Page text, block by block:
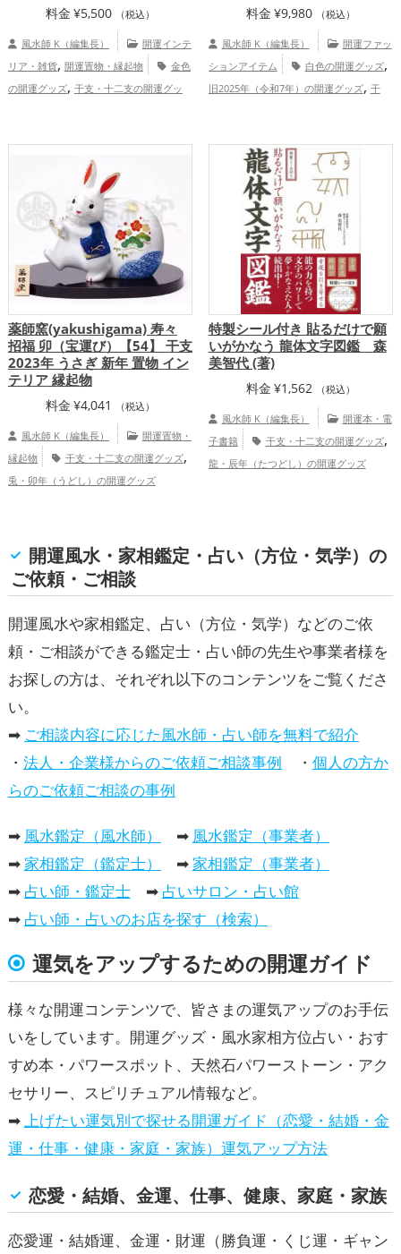
料金 ¥5,500 （税込）
風水師 K（編集長）
開運インテ
リア・雑貨, 開運置物・縁起物
金色
の開運グッズ, 干支・十二支の開運グッ
恋愛運アップ,
金運アップ 仕事運アップ ,健康運アッ
, 家庭運・家族運アップ,総合運・全体
料金 ¥9,980 （税込）
風水師 K（編集長）
開運ファッ
ションアイテム
白色の開運グッズ,
旧2025年（令和7年）の開運グッズ, 干
金運アップ,総合運・全体運アップ
薬師窯(yakushigama) 寿々
招福 卯（宝運び）【54】 干支
2023年 うさぎ 新年 置物 イン
テリア 縁起物
料金 ¥4,041 （税込）
風水師 K（編集長）
開運置物・
縁起物
干支・十二支の開運グッズ,
兎・卯年（うどし）の開運グッズ
特製シール付き 貼るだけで願
いがかなう 龍体文字図鑑 森
美智代 (著)
料金 ¥1,562 （税込）
風水師 K（編集長）
開運本・電
子書籍
干支・十二支の開運グッズ,
龍・辰年（たつどし）の開運グッズ
開運風水・家相鑑定・占い（方位・気学）の
ご依頼・ご相談
開運風水や家相鑑定、占い（方位・気学）などのご依
頼・ご相談ができる鑑定士・占い師の先生や事業者様を
お探しの方は、それぞれ以下のコンテンツをご覧くださ
い。
➡ ご相談内容に応じた風水師・占い師を無料で紹介
・ 法人・企業様からのご依頼ご相談事例 ・ 個人の方か
らのご依頼ご相談の事例
➡ 風水鑑定（風水師） ➡ 風水鑑定（事業者）
➡ 家相鑑定（鑑定士） ➡ 家相鑑定（事業者）
➡ 占い師・鑑定士➡ 占いサロン・占い館
➡ 占い師・占いのお店を探す（検索）
運気をアップするための開運ガイド
様々な開運コンテンツで、皆さまの運気アップのお手伝
いをしています。開運グッズ・風水家相方位占い・おす
すめ本・パワースポット、天然石パワーストーン・アク
セサリー、スピリチュアル情報など。
➡上げたい運気別で探せる開運ガイド（恋愛・結婚・金
運・仕事・健康・家庭・家族）運気アップ方法
恋愛・結婚、金運、仕事、健康、家庭・家族
恋愛運・結婚運、金運・財運（勝負運・くじ運・ギャン